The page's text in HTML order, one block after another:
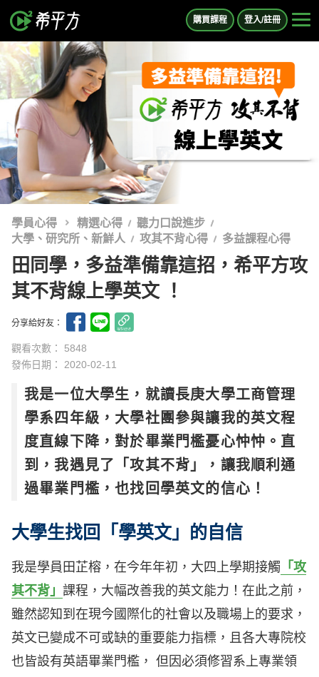
購買課程 登入/註冊
學員心得 精選心得
聽力口說進步
大學、研究所、新鮮人
攻其不背心得 多益課程心得
田同學，多益準備靠這招，希平方攻
其不背線上學英文 ！
分享給好友：
觀看次數： 5848
發佈日期： 2020-02-11
我是一位大學生，就讀長庚大學工商管理
學系四年級，大學社團參與讓我的英文程
度直線下降，對於畢業門檻憂心忡忡。直
到，我遇見了「攻其不背」，讓我順利通
過畢業門檻，也找回學英文的信心！
大學生找回「學英文」的自信
我是學員田芷榕，在今年年初，大四上學期接觸 「攻
其不背」 課程，大幅改善我的英文能力！在此之前，
雖然認知到在現今國際化的社會以及職場上的要求，
英文已變成不可或缺的重要能力指標，且各大專院校
也皆設有英語畢業門檻， 但因必須修習系上專業領